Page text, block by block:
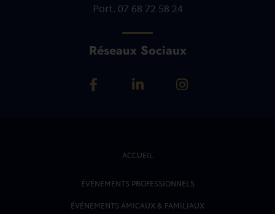
Port. 07 68 72 58 24
Réseaux Sociaux
ACCUEIL
ÉVÉNEMENTS PROFESSIONNELS
ÉVÉNEMENTS AMICAUX & FAMILIAUX